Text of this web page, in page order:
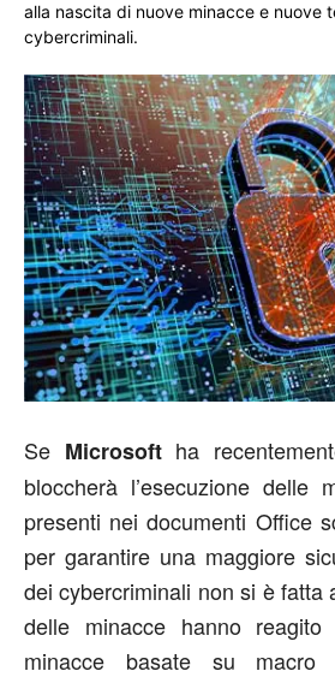
alla nascita di nuove minacce e nuove
cybercriminali.
Se Microsoftha
bloccherà l’esecuzione delle
presenti nei documenti Office
per garantire una maggiore
dei cybercriminali non si è fatta
delle minacce hanno reagito
minacce basate su macro